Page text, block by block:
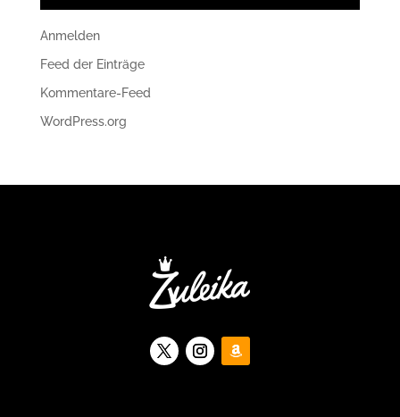
Anmelden
Feed der Einträge
Kommentare-Feed
WordPress.org